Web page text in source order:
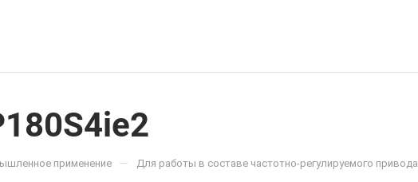
применение — Для работы в составе частотно-регулируемого привода